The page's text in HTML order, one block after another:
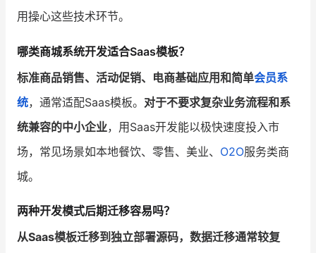
用操心这些技术环节。
哪类商城系统开发适合Saas模板？
标准商品销售、活动促销、电商基础应用和简单会员系
统，通常适配Saas模板。 对于不要求复杂业务流程和系
统兼容的中小企业，用Saas开发能以极快速度投入市
场，常见场景如本地餐饮、零售、美业、 O2O服务类商
城。
两种开发模式后期迁移容易吗？
从Saas模板迁移到独立部署源码，数据迁移通常较复